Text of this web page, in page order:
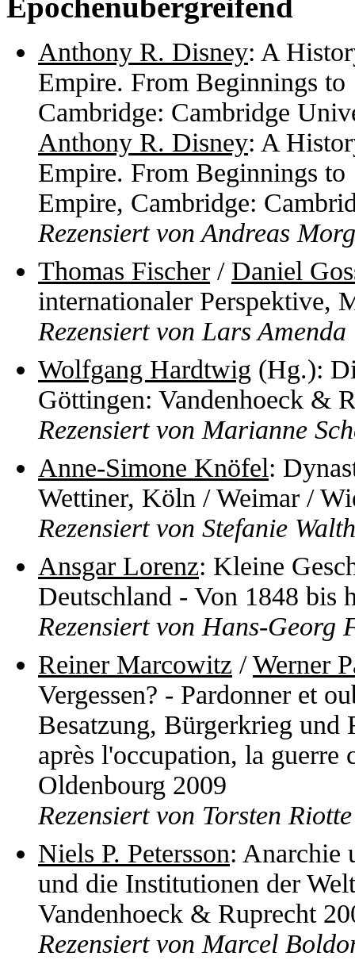
Epochenübergreifend
Anthony R. Disney: A
Empire. From Beginnings
Cambridge: Cambridge
Anthony R. Disney: A
Empire. From Beginnings to
Empire, Cambridge:
Rezensiert von Andreas
Thomas Fischer / Daniel
internationaler Perspektive,
Rezensiert von Lars Amenda
Wolfgang Hardtwig (Hg.):
Göttingen: Vandenhoeck &
Rezensiert von Marianne
Anne-Simone Knöfel:
Wettiner, Köln / Weimar /
Rezensiert von Stefanie
Ansgar Lorenz: Kleine
Deutschland - Von 1848 bis
Rezensiert von Hans-Georg
Reiner Marcowitz /Werner
Vergessen? - Pardonner et
Besatzung, Bürgerkrieg und
après l'occupation, la
Oldenbourg 2009
Rezensiert von Torsten Riotte
Niels P. Petersson: Anarchie
und die Institutionen der
Vandenhoeck & Ruprecht
Rezensiert von Marcel